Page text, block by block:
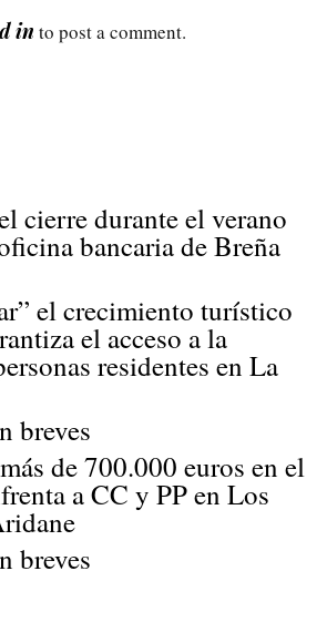
in to post a comment.
cierre durante el verano
bancaria de Breña
el crecimiento turístico
el acceso a la
residentes en La
breves
de 700.000 euros en el
a CC y PP en Los
breves